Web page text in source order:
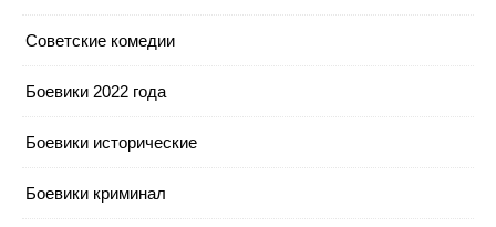
Cоветские комедии
Боевики 2022 года
Боевики исторические
Боевики криминал